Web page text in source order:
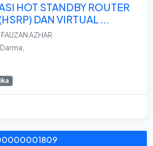
HOT STANDBY ROUTER
DAN VIRTUAL ...
AZHAR